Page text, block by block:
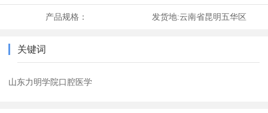
产品规格： 发货地:云南省昆明五华区
关键词
山东力明学院口腔医学